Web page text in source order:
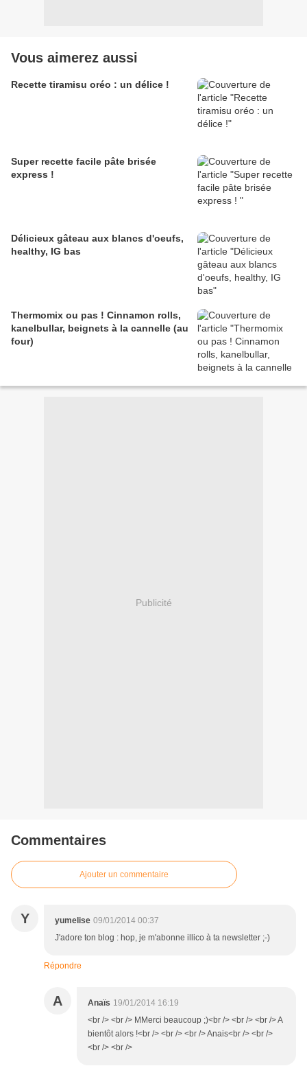
Vous aimerez aussi
Recette tiramisu oréo : un délice !
Super recette facile pâte brisée
express !
Délicieux gâteau aux blancs d'oeufs,
healthy, IG bas
Thermomix ou pas ! Cinnamon rolls,
kanelbullar, beignets à la cannelle (au
four)
Publicité
Commentaires
Ajouter un commentaire
Y yumelise 09/01/2014 00:37
J'adore ton blog : hop, je m'abonne illico à ta newsletter ;-)
Répondre
A Anaïs 19/01/2014 16:19
<br /> <br /> MMerci beaucoup ;)<br /> <br /> <br /> A
bientôt alors !<br /> <br /> <br /> Anais<br /> <br />
<br /> <br />